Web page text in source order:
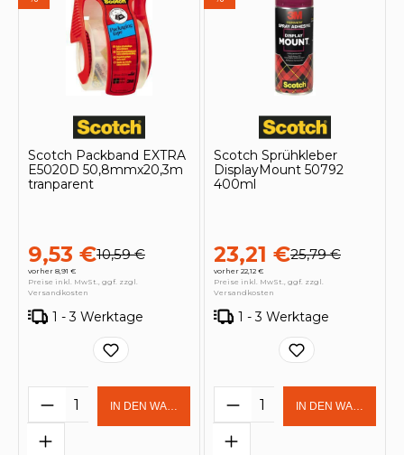
Scotch Packband EXTRA
E5020D 50,8mmx20,3m
tranparent
9,53 €10,59 €
vorher 8,91 €
Preise inkl. MwSt., ggf. zzgl.
Versandkosten
1 - 3 Werktage
Produkt Anzahl: Gib den
IN DEN WARENKORB
Scotch Sprühkleber
DisplayMount 50792
400ml
23,21 €25,79 €
vorher 22,12 €
Preise inkl. MwSt., ggf. zzgl.
Versandkosten
1 - 3 Werktage
Produkt Anzahl:
IN DEN